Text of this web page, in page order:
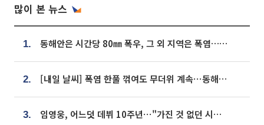
많이 본 뉴스
1. 동해안은 시간당 80㎜ 폭우, 그 외 지역은 폭염…‘극과 극 날씨’
2. [내일 날씨] 폭염 한풀 꺾여도 무더위 계속⋯동해안 이틀 연속 비
3. 임영웅, 어느덧 데뷔 10주년⋯"가진 것 없던 시절, 내 앞엔 20명의 팬뿐"